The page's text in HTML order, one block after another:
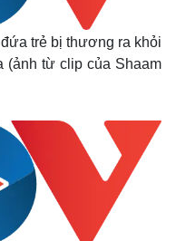
trẻ bị thương ra khỏi
(ảnh từ clip của Shaam